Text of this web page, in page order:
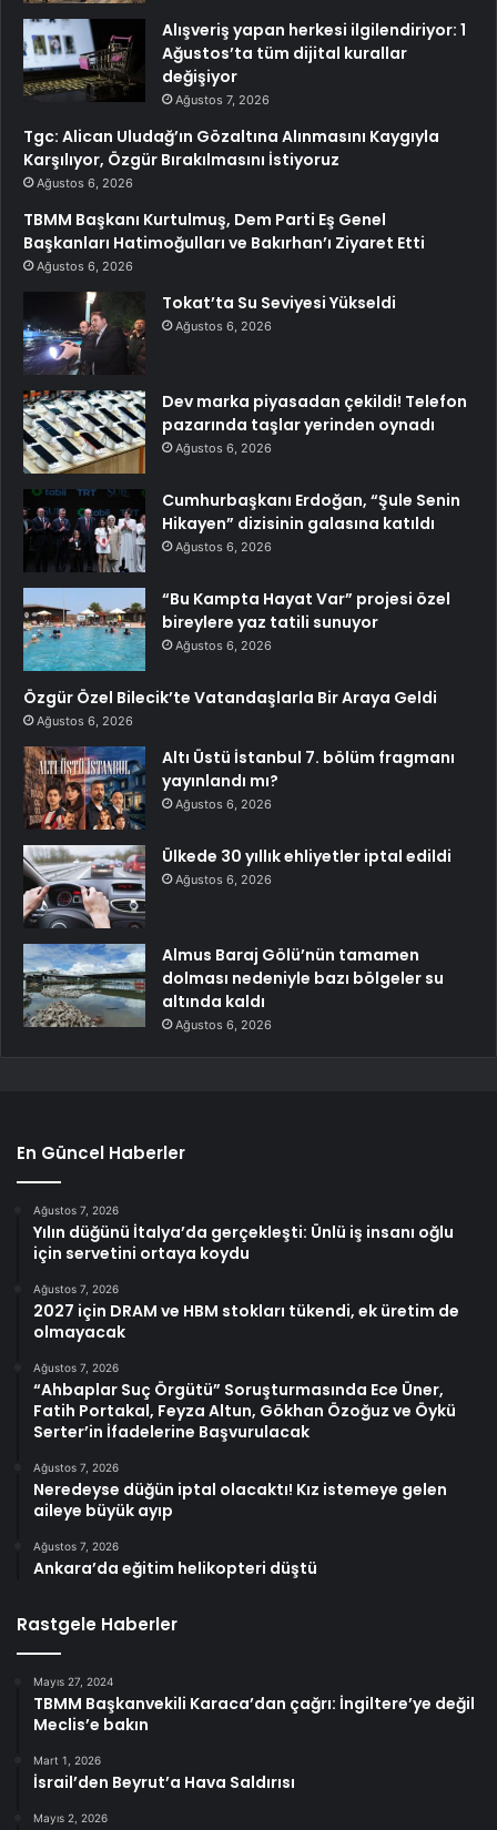
Alışveriş yapan herkesi ilgilendiriyor: 1
Ağustos’ta tüm dijital kurallar
değişiyor
Ağustos 7, 2026
Tgc: Alican Uludağ’ın Gözaltına Alınmasını Kaygıyla
Karşılıyor, Özgür Bırakılmasını İstiyoruz
Ağustos 6, 2026
TBMM Başkanı Kurtulmuş, Dem Parti Eş Genel
Başkanları Hatimoğulları ve Bakırhan’ı Ziyaret Etti
Ağustos 6, 2026
Tokat’ta Su Seviyesi Yükseldi
Ağustos 6, 2026
Dev marka piyasadan çekildi! Telefon
pazarında taşlar yerinden oynadı
Ağustos 6, 2026
Cumhurbaşkanı Erdoğan, “Şule Senin
Hikayen” dizisinin galasına katıldı
Ağustos 6, 2026
“Bu Kampta Hayat Var” projesi özel
bireylere yaz tatili sunuyor
Ağustos 6, 2026
Özgür Özel Bilecik’te Vatandaşlarla Bir Araya Geldi
Ağustos 6, 2026
Altı Üstü İstanbul 7. bölüm fragmanı
yayınlandı mı?
Ağustos 6, 2026
Ülkede 30 yıllık ehliyetler iptal edildi
Ağustos 6, 2026
Almus Baraj Gölü’nün tamamen
dolması nedeniyle bazı bölgeler su
altında kaldı
Ağustos 6, 2026
En Güncel Haberler
Ağustos 7, 2026
Yılın düğünü İtalya’da gerçekleşti: Ünlü iş insanı oğlu
için servetini ortaya koydu
Ağustos 7, 2026
2027 için DRAM ve HBM stokları tükendi, ek üretim de
olmayacak
Ağustos 7, 2026
“Ahbaplar Suç Örgütü” Soruşturmasında Ece Üner,
Fatih Portakal, Feyza Altun, Gökhan Özoğuz ve Öykü
Serter’in İfadelerine Başvurulacak
Ağustos 7, 2026
Neredeyse düğün iptal olacaktı! Kız istemeye gelen
aileye büyük ayıp
Ağustos 7, 2026
Ankara’da eğitim helikopteri düştü
Rastgele Haberler
Mayıs 27, 2024
TBMM Başkanvekili Karaca’dan çağrı: İngiltere’ye değil
Meclis’e bakın
Mart 1, 2026
İsrail’den Beyrut’a Hava Saldırısı
Mayıs 2, 2026